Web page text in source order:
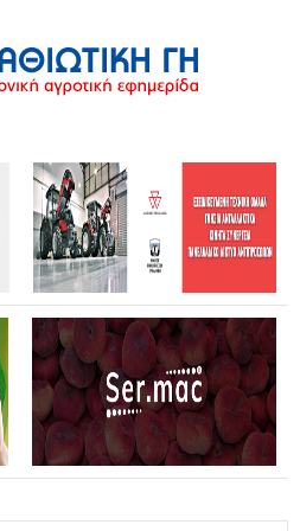
σε Κοζάνη και Φλώρινα: Η